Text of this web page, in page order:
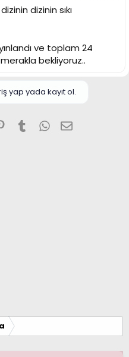
dizinin sıkı
ve toplam 24
bekliyoruz..
yap yada kayıt ol.
Pinterest
TumblrWhatsApp
E-posta